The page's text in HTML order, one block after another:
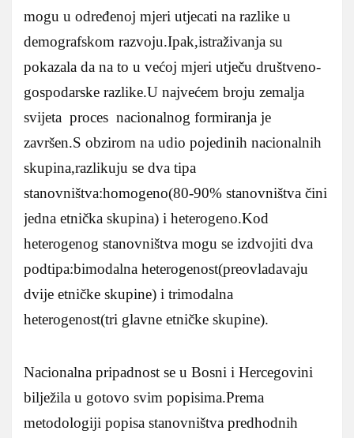
mogu u određenoj mjeri utjecati na razlike u
demografskom razvoju.Ipak,istraživanja su
pokazala da na to u većoj mjeri utječu društveno-
gospodarske razlike.U najvećem broju zemalja
svijeta proces nacionalnog formiranja je
završen.S obzirom na udio pojedinih nacionalnih
skupina,razlikuju se dva tipa
stanovništva:homogeno(80-90% stanovništva čini
jedna etnička skupina) i heterogeno.Kod
heterogenog stanovništva mogu se izdvojiti dva
podtipa:bimodalna heterogenost(preovladavaju
dvije etničke skupine) i trimodalna
heterogenost(tri glavne etničke skupine).
Nacionalna pripadnost se u Bosni i Hercegovini
bilježila u gotovo svim popisima.Prema
metodologiji popisa stanovništva predhodnih